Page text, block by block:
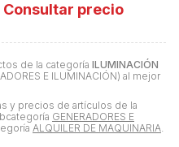
de la categoría ILUMINACIÓN
E ILUMINACIÓN) al mejor
y precios de artículos de la
GENERADORES E
ALQUILER DE MAQUINARIA.
Consultar precio